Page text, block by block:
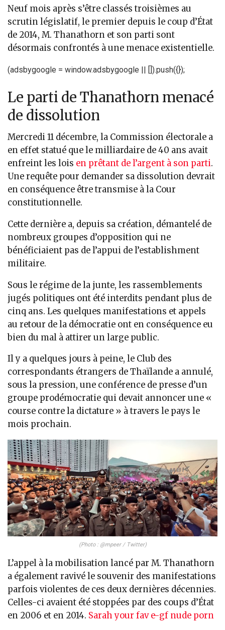
Neuf mois après s’être classés troisièmes au
scrutin législatif, le premier depuis le coup d’État
de 2014, M. Thanathorn et son parti sont
désormais confrontés à une menace existentielle.
(adsbygoogle = window.adsbygoogle || []).push({});
Le parti de Thanathorn menacé
de dissolution
Mercredi 11 décembre, la Commission électorale a
en effet statué que le milliardaire de 40 ans avait
enfreint les lois en prêtant de l’argent à son parti.
Une requête pour demander sa dissolution devrait
en conséquence être transmise à la Cour
constitutionnelle.
Cette dernière a, depuis sa création, démantelé de
nombreux groupes d’opposition qui ne
bénéficiaient pas de l’appui de l’establishment
militaire.
Sous le régime de la junte, les rassemblements
jugés politiques ont été interdits pendant plus de
cinq ans. Les quelques manifestations et appels
au retour de la démocratie ont en conséquence eu
bien du mal à attirer un large public.
Il y a quelques jours à peine, le Club des
correspondants étrangers de Thaïlande a annulé,
sous la pression, une conférence de presse d’un
groupe prodémocratie qui devait annoncer une «
course contre la dictature » à travers le pays le
mois prochain.
(Photo : @mpeer / Twitter)
L’appel à la mobilisation lancé par M. Thanathorn
a également ravivé le souvenir des manifestations
parfois violentes de ces deux dernières décennies.
Celles-ci avaient été stoppées par des coups d’État
en 2006 et en 2014. Sarah your fav e-gf nude porn